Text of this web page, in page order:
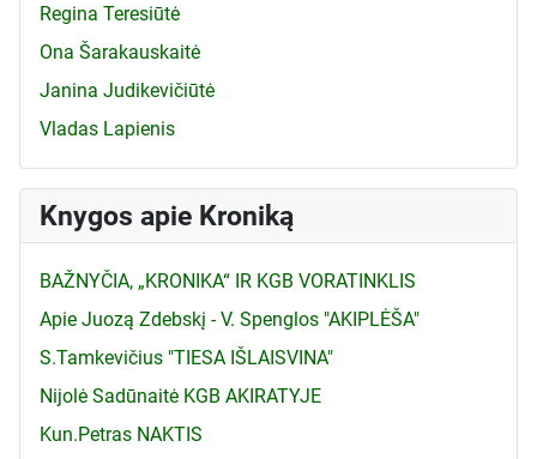
Regina Teresiūtė
Ona Šarakauskaitė
Janina Judikevičiūtė
Vladas Lapienis
Knygos apie Kroniką
BAŽNYČIA, „KRONIKA“ IR KGB VORATINKLIS
Apie Juozą Zdebskį - V. Spenglos "AKIPLĖŠA"
S.Tamkevičius "TIESA IŠLAISVINA"
Nijolė Sadūnaitė KGB AKIRATYJE
Kun.Petras NAKTIS